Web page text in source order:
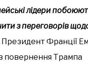
лідери
з переговорів
Президент Франції
повернення Трампа